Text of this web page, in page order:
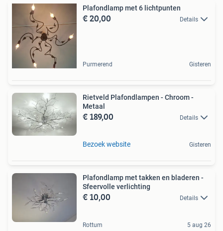
Plafondlamp met 6 lichtpunten
€ 20,00 Details
Purmerend Gisteren
Rietveld Plafondlampen - Chroom -
Metaal
€ 189,00 Details
Bezoek website Gisteren
Plafondlamp met takken en bladeren -
Sfeervolle verlichting
€ 10,00 Details
Rottum 5 aug 26